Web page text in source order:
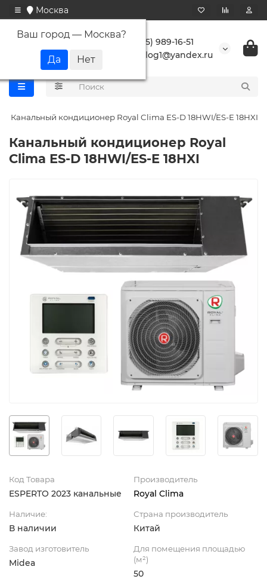
Москва
Ваш город — Москва?
+7 (495) 989-16-51
buranlog1@yandex.ru
Канальный кондиционер Royal Clima ES-D 18HWI/ES-E 18HXI
Канальный кондиционер Royal
Clima ES-D 18HWI/ES-E 18HXI
Код Товара
ESPERTO 2023 канальные
Производитель
Royal Clima
Наличие:
В наличии
Страна производитель
Китай
Завод изготовитель
Midea
Для помещения площадью
(м²)
50